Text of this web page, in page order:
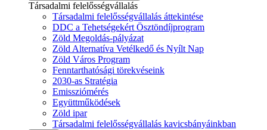
Társadalmi felelősségvállalás
Társadalmi felelősségvállalás áttekintése
DDC a Tehetségekért Ösztöndíjprogram
Zöld Megoldás-pályázat
Zöld Alternatíva Vetélkedő és Nyílt Nap
Zöld Város Program
Fenntarthatósági törekvéseink
2030-as Stratégia
Emissziómérés
Együttműködések
Zöld ipar
Társadalmi felelősségvállalás kavicsbányáinkban